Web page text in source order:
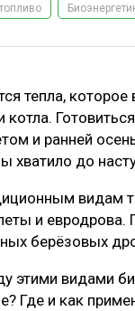
тепла,
котла.
и ранней
хватило до
видам
и евродрова.
берёзовых
этими видами
Где и как